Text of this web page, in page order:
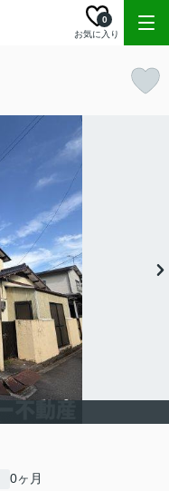
お気に入り
0
0ヶ月